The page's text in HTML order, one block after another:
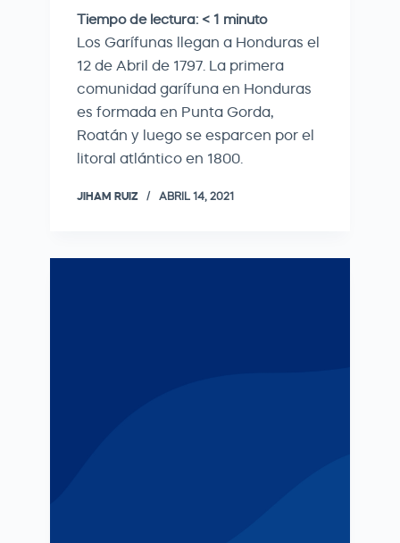
Tiempo de lectura: < 1 minuto
Los Garífunas llegan a Honduras el
12 de Abril de 1797. La primera
comunidad garífuna en Honduras
es formada en Punta Gorda,
Roatán y luego se esparcen por el
litoral atlántico en 1800.
JIHAM RUIZ ABRIL 14, 2021